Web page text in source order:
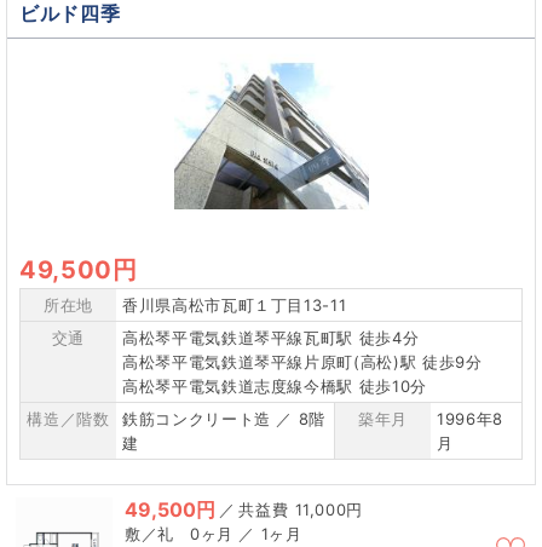
ビルド四季
49,500円
所在地
香川県高松市瓦町１丁目13-11
交通
高松琴平電気鉄道琴平線瓦町駅 徒歩4分
高松琴平電気鉄道琴平線片原町(高松)駅 徒歩9分
高松琴平電気鉄道志度線今橋駅 徒歩10分
構造／階数
鉄筋コンクリート造 ／ 8階
建
築年月
1996年8
月
49,500円 ／
11,000円
0ヶ月 ／ 1ヶ月